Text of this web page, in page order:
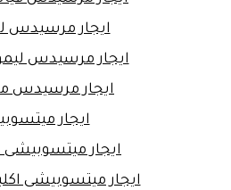
ايجار مرسيدس
ايجار مرسيدس
ايجار مرسيدس
ايجار
ايجار ميتسوبيشى
ايجار ميتسوبيشى